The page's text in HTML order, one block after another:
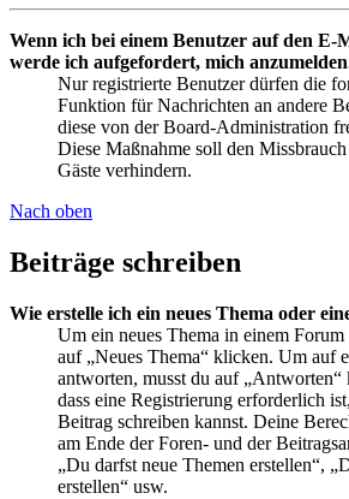
Wenn ich bei einem Benutzer auf den
werde ich aufgefordert, mich
Nur registrierte Benutzer dürfen die
Funktion für Nachrichten an andere
diese von der Board-Administration
Diese Maßnahme soll den
Gäste verhindern.
Nach oben
Beiträge schreiben
Wie erstelle ich ein neues Thema oder
Um ein neues Thema in einem
auf „Neues Thema“ klicken. Um auf
antworten, musst du auf „Antworten“
dass eine Registrierung erforderlich
Beitrag schreiben kannst. Deine
am Ende der Foren- und der
„Du darfst neue Themen erstellen“,
erstellen“ usw.